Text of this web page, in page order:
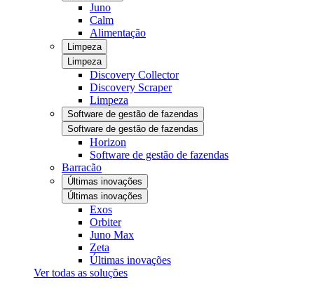
Juno
Calm
Alimentação
Limpeza
Limpeza
Discovery Collector
Discovery Scraper
Limpeza
Software de gestão de fazendas
Software de gestão de fazendas
Horizon
Software de gestão de fazendas
Barracão
Últimas inovações
Últimas inovações
Exos
Orbiter
Juno Max
Zeta
Últimas inovações
Ver todas as soluções